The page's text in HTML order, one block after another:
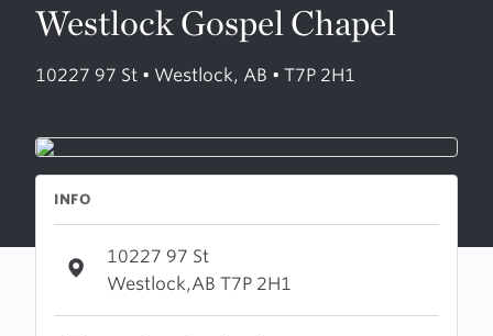
Westlock Gospel Chapel
10227 97 St • Westlock, AB • T7P 2H1
INFO
10227 97 St
Westlock,AB T7P 2H1